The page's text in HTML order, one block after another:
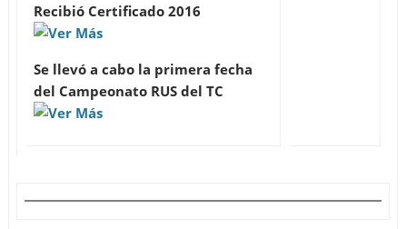
Recibió Certificado 2016
Se llevó a cabo la primera fecha
del Campeonato RUS del TC